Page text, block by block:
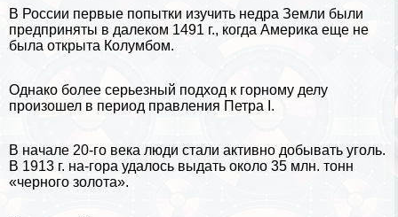
В России первые попытки изучить недра Земли были
предприняты в далеком 1491 г., когда Америка еще не
была открыта Колумбом.
Однако более серьезный подход к горному делу
произошел в период правления Петра I .
В начале 20-го века люди стали активно добывать уголь.
В 1913 г. на-гора удалось выдать около 35 млн. тонн
«черного золота».